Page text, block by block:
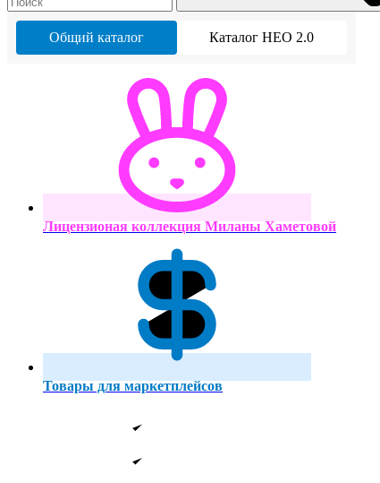
Общий каталог Каталог НЕО 2.0
Лицензионая коллекция Миланы Хаметовой
Товары для маркетплейсов